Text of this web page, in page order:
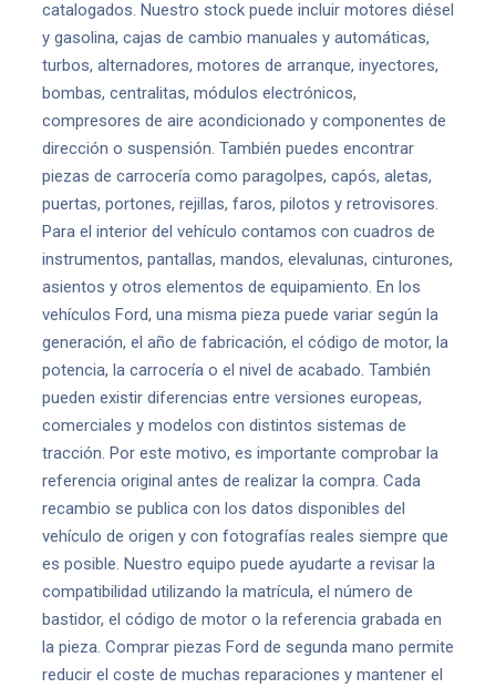
catalogados. Nuestro stock puede incluir motores diésel
y gasolina, cajas de cambio manuales y automáticas,
turbos, alternadores, motores de arranque, inyectores,
bombas, centralitas, módulos electrónicos,
compresores de aire acondicionado y componentes de
dirección o suspensión. También puedes encontrar
piezas de carrocería como paragolpes, capós, aletas,
puertas, portones, rejillas, faros, pilotos y retrovisores.
Para el interior del vehículo contamos con cuadros de
instrumentos, pantallas, mandos, elevalunas, cinturones,
asientos y otros elementos de equipamiento. En los
vehículos Ford, una misma pieza puede variar según la
generación, el año de fabricación, el código de motor, la
potencia, la carrocería o el nivel de acabado. También
pueden existir diferencias entre versiones europeas,
comerciales y modelos con distintos sistemas de
tracción. Por este motivo, es importante comprobar la
referencia original antes de realizar la compra. Cada
recambio se publica con los datos disponibles del
vehículo de origen y con fotografías reales siempre que
es posible. Nuestro equipo puede ayudarte a revisar la
compatibilidad utilizando la matrícula, el número de
bastidor, el código de motor o la referencia grabada en
la pieza. Comprar piezas Ford de segunda mano permite
reducir el coste de muchas reparaciones y mantener el